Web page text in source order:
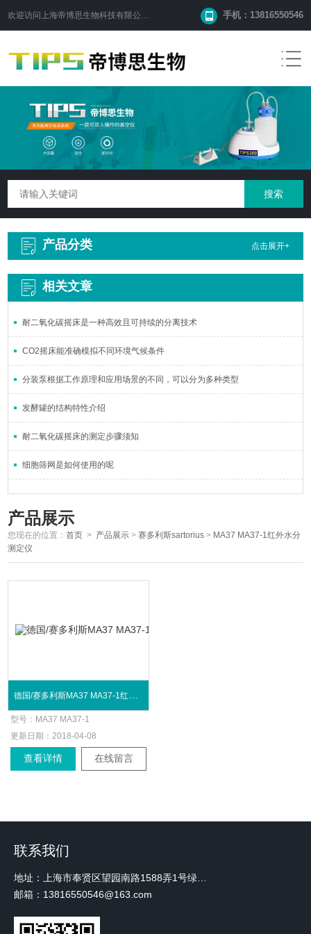
欢迎访问 上海帝博思生物科技有限公司 手机：13816550546
产品分类 点击展开+
相关文章
耐二氧化碳摇床是一种高效且可持续的分离技术
CO2摇床能准确模拟不同环境气候条件
分装泵根据工作原理和应用场景的不同，可以分为多种类型
发酵罐的结构特性介绍
耐二氧化碳摇床的测定步骤须知
细胞筛网是如何使用的呢
产品展示
您现在的位置：首页 > 产品展示 >赛多利斯sartorius > MA37 MA37-1红外水分
测定仪
型号： MA37 MA37-1
更新日期： 2018-04-08
查看详情 在线留言
联系我们
邮箱：13816550546@163.com